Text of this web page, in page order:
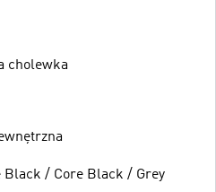
cholewka
/ Core Black / Grey